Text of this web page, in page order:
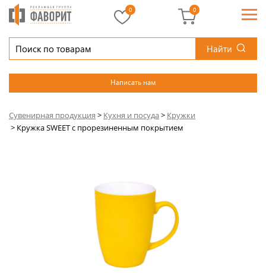
Найти
Написать нам
0 0
Сувенирная продукция > Кухня и посуда> Кружки
> Кружка SWEET с прорезиненным покрытием